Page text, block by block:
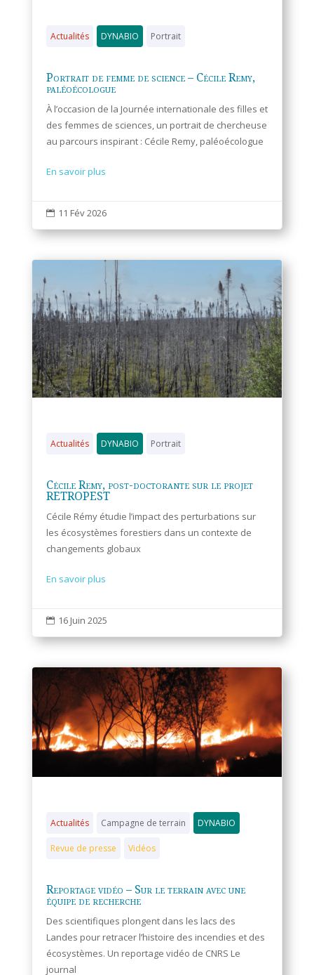
Actualités DYNABIO Portrait
Portrait de femme de science – Cécile Remy,
paléoécologue
À l’occasion de la Journée internationale des filles et
des femmes de sciences, un portrait de chercheuse
au parcours inspirant : Cécile Remy, paléoécologue
En savoir plus
 11 Fév 2026
Actualités DYNABIO Portrait
Cécile Remy, post-doctorante sur le projet
RETROPEST
Cécile Rémy étudie l’impact des perturbations sur
les écosystèmes forestiers dans un contexte de
changements globaux
En savoir plus
 16 Juin 2025
Actualités Campagne de terrain DYNABIO
Revue de presse Vidéos
Reportage vidéo – Sur le terrain avec une
équipe de recherche
Des scientifiques plongent dans les lacs des
Landes pour retracer l’histoire des incendies et des
écosystèmes. Un reportage vidéo de CNRS Le
journal